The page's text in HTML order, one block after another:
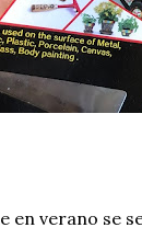
en verano se